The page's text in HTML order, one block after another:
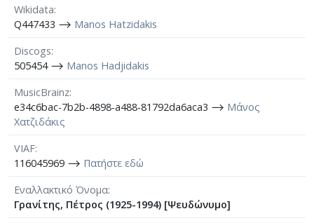
Wikidata
Q447433 ⟶ Manos Hatzidakis
Discogs
505454 ⟶ Manos Hadjidakis
MusicBrainz
e34c6bac-7b2b-4898-a488-81792da6aca3 ⟶ Μάνος
Χατζιδάκις
VIAF
116045969 ⟶ Πατήστε εδώ
Εναλλακτικό Όνομα
Γρανίτης, Πέτρος (1925-1994) [Ψευδώνυμο]